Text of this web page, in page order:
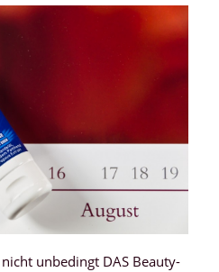
unbedingt DAS Beauty-